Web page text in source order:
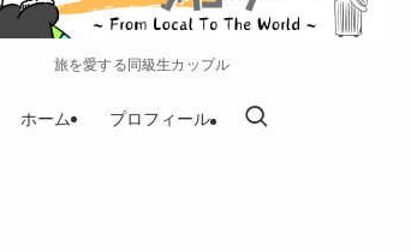
旅を愛する同級生カップル
ホーム プロフィール